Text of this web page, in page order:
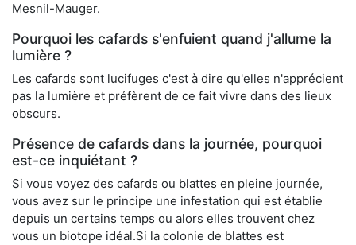
Mesnil-Mauger.
Pourquoi les cafards s'enfuient quand j'allume la
lumière ?
Les cafards sont lucifuges c'est à dire qu'elles n'apprécient
pas la lumière et préfèrent de ce fait vivre dans des lieux
obscurs.
Présence de cafards dans la journée, pourquoi
est-ce inquiétant ?
Si vous voyez des cafards ou blattes en pleine journée,
vous avez sur le principe une infestation qui est établie
depuis un certains temps ou alors elles trouvent chez
vous un biotope idéal.Si la colonie de blattes est